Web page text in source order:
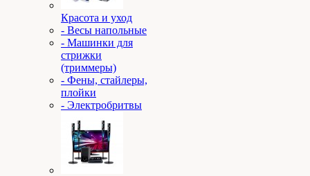
Красота и уход
- Весы напольные
- Машинки для
стрижки
(триммеры)
- Фены, стайлеры,
плойки
- Электробритвы